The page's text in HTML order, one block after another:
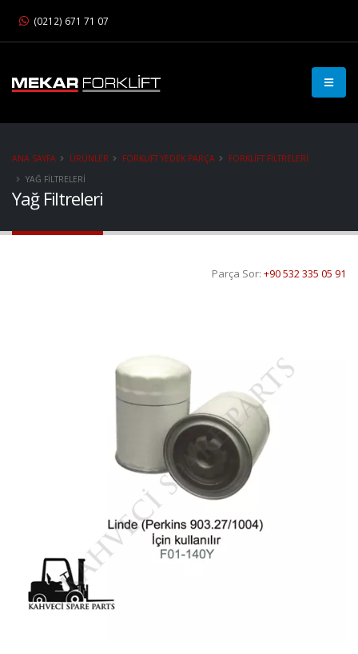
(0212) 671 71 07
Yağ Filtreleri
ANA SAYFA ÜRÜNLER FORKLIFT YEDEK PARÇA
FORKLIFT FILTRELERI
YAĞ FILTRELERI
Parça Sor: +90 532 335 05 91